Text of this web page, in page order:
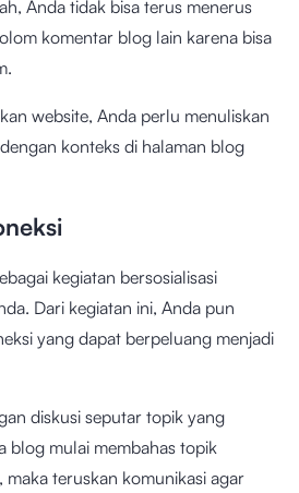
Anda tidak bisa terus menerus
komentar blog lain karena bisa
website, Anda perlu menuliskan
konteks di halaman blog
kegiatan bersosialisasi
Dari kegiatan ini, Anda pun
yang dapat berpeluang menjadi
diskusi seputar topik yang
blog mulai membahas topik
teruskan komunikasi agar